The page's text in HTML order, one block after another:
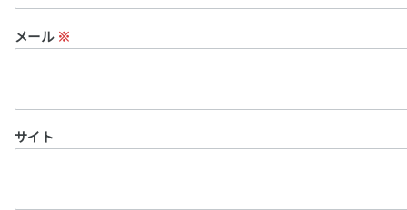
メール ※
サイト